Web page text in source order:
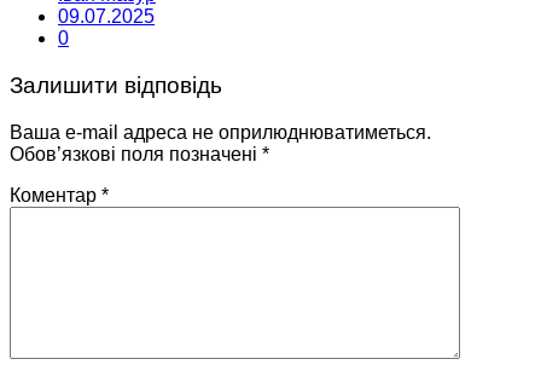
09.07.2025
0
Залишити відповідь
Ваша e-mail адреса не оприлюднюватиметься.
Обов’язкові поля позначені *
Коментар *